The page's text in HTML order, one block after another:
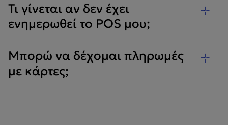
Τι γίνεται αν δεν έχει
ενημερωθεί το POS μου;
Μπορώ να δέχομαι πληρωμές
με κάρτες;